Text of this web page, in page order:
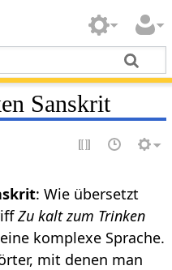
Sanskrit
: Wie übersetzt
Zu kalt zum Trinken
komplexe Sprache.
mit denen man